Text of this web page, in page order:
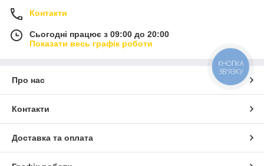
Контакти
Сьогодні працює з 09:00 до 20:00
Показати весь графік роботи
Про нас
Контакти
Доставка та оплата
КНОПКА
ЗВ'ЯЗКУ